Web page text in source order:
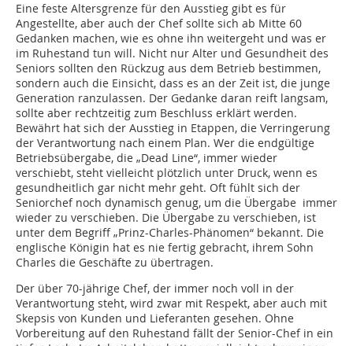
Eine feste Altersgrenze für den Ausstieg gibt es für
Angestellte, aber auch der Chef sollte sich ab Mitte 60
Gedanken machen, wie es ohne ihn weitergeht und was er
im Ruhestand tun will. Nicht nur Alter und Gesundheit des
Seniors sollten den Rückzug aus dem Betrieb bestimmen,
sondern auch die Einsicht, dass es an der Zeit ist, die junge
Generation ranzulassen. Der Gedanke daran reift langsam,
sollte aber rechtzeitig zum Beschluss erklärt werden.
Bewährt hat sich der Ausstieg in Etappen, die Verringerung
der Verantwortung nach einem Plan. Wer die endgültige
Betriebsübergabe, die „Dead Line“, immer wieder
verschiebt, steht vielleicht plötzlich unter Druck, wenn es
gesundheitlich gar nicht mehr geht. Oft fühlt sich der
Seniorchef noch dynamisch genug, um die Übergabe immer
wieder zu verschieben. Die Übergabe zu verschieben, ist
unter dem Begriff „Prinz-Charles-Phänomen“ bekannt. Die
englische Königin hat es nie fertig gebracht, ihrem Sohn
Charles die Geschäfte zu übertragen.
Der über 70-jährige Chef, der immer noch voll in der
Verantwortung steht, wird zwar mit Respekt, aber auch mit
Skepsis von Kunden und Lieferanten gesehen. Ohne
Vorbereitung auf den Ruhestand fällt der Senior-Chef in ein